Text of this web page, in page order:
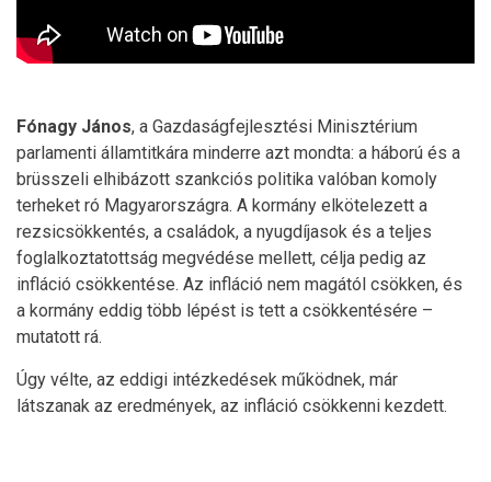
Fónagy János, a Gazdaságfejlesztési Minisztérium
parlamenti államtitkára minderre azt mondta: a háború és a
brüsszeli elhibázott szankciós politika valóban komoly
terheket ró Magyarországra. A kormány elkötelezett a
rezsicsökkentés, a családok, a nyugdíjasok és a teljes
foglalkoztatottság megvédése mellett, célja pedig az
infláció csökkentése. Az infláció nem magától csökken, és
a kormány eddig több lépést is tett a csökkentésére –
mutatott rá.
Úgy vélte, az eddigi intézkedések működnek, már
látszanak az eredmények, az infláció csökkenni kezdett.